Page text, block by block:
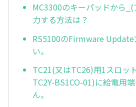
MC3300のキーパッドから
力する方法は？
RS5100のFirmware Update
い。
TC21(又はTC26)用1スロッ
TC2Y-BS1CO-01)に給電用
ん。